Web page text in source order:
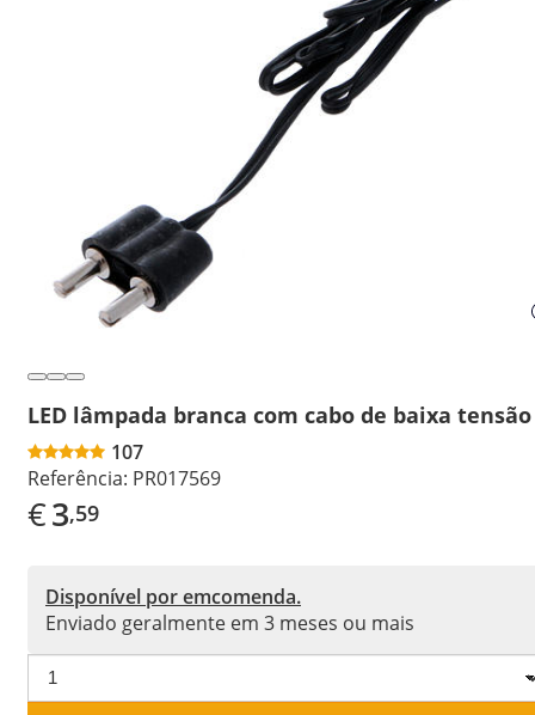
LED lâmpada branca com cabo de baixa tensão
107
Referência: PR017569
€3,59
Disponível por emcomenda.
Enviado geralmente em 3 meses ou mais